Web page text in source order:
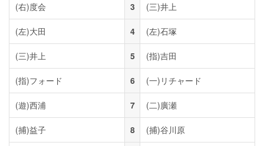
(右)度会 3 (三)井上
(左)大田 4 (左)石塚
(三)井上 5 (指)吉田
(指)フォード 6 (一) リチャード
(遊)西浦 7 (二)廣瀬
(捕)益子 8 (捕)谷川原